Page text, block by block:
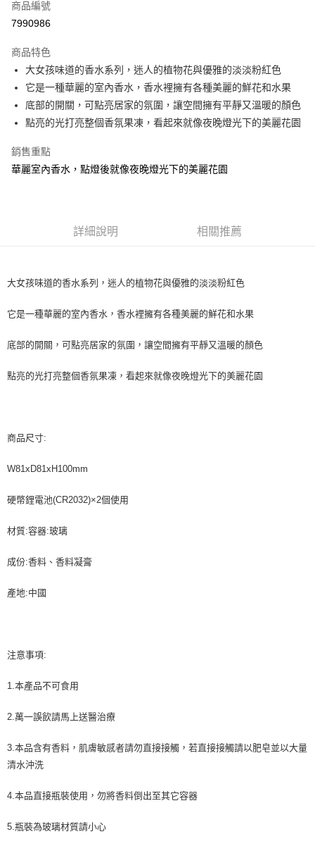
超商取貨付款
Apple Pay
街口支付
悠遊付
全盈+PAY
AFTEE先享後付
結帳頁面，進行簡訊認證並確認金額後，即可完成結帳。
３．收到繳費通知簡訊後14天內，點擊此簡訊中的連結，可透過四大超商／
購買商品的店家。未經商家同意取消之訂單仍視為有效，需透過AFTEE先享
客戶支援中心」
１．透過由恩沛科技股份有限公司提供之「AFTEE先享後付」服務完成之交
權轉讓予恩沛科技股份有限公司。
２．關於個人資料處理事宜，請瀏覽以下網址：
３．未成年的使用者請事先徵得法定代理人或監護人之同意方可使用
任。
請求用戶進行身份認證。
每筆NT$70，滿NT$490(含以上)免運費
付款後全家取貨 (運費70$)
每筆NT$70，滿NT$490(含以上)免運費
每筆NT$70，滿NT$490(含以上)免運費
付款後7-11取貨 (運費70$)
每筆NT$70，滿NT$490(含以上)免運費
商品編號
7990986
商品特色
大女孩味道的香水系列，迷人的植物花與優雅的淡淡粉紅色
它是一種華麗的室內香水，香水裡擁有各種美麗的鮮花和水果
底部的開關，可點亮居家的氛圍，讓空間擁有平靜又溫暖的顏色
點亮的光打亮整個香氛果凍，看起來就像夜晚燈光下的美麗花園
銷售重點
華麗室內香水，點燈後就像夜晚燈光下的美麗花園
詳細說明 相關推薦
大女孩味道的香水系列，迷人的植物花與優雅的淡淡粉紅色
它是一種華麗的室內香水，香水裡擁有各種美麗的鮮花和水果
底部的開關，可點亮居家的氛圍，讓空間擁有平靜又溫暖的顏色
點亮的光打亮整個香氛果凍，看起來就像夜晚燈光下的美麗花園
商品尺寸:
W81xD81xH100mm
硬幣鋰電池(CR2032)×2個使用
材質:容器:玻璃
成份:香料、香料凝膏
產地:中國
注意事項:
1.本產品不可食用
2.萬一誤飲請馬上送醫治療
3.本品含有香料，肌膚敏感者請勿直接接觸，若直接接觸請以肥皂並以大量
清水沖洗
4.本品直接瓶裝使用，勿將香料倒出至其它容器
5.瓶裝為玻璃材質請小心